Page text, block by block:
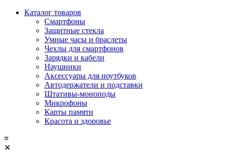
Каталог товаров
Смартфоны
Защитные стекла
Умные часы и браслеты
Чехлы для смартфонов
Зарядки и кабели
Наушники
Аксессуары для ноутбуков
Автодержатели и подставки
Штативы-моноподы
Микрофоны
Карты памяти
Красота и здоровье
≡
✕